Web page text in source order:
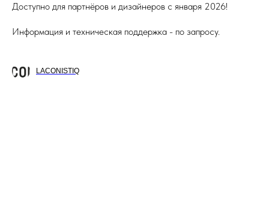
Доступно для партнёров и дизайнеров с января 2026!
Информация и техническая поддержка - по запросу.
LACONISTIQ